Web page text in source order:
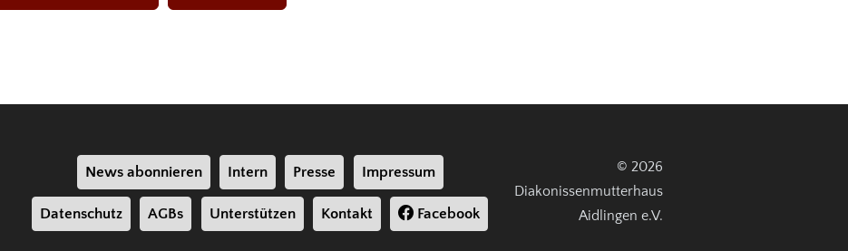
News abonnieren Intern Presse Impressum
Datenschutz AGBs Unterstützen Kontakt Facebook
© 2026
Diakonissenmutterhaus
Aidlingen e.V.